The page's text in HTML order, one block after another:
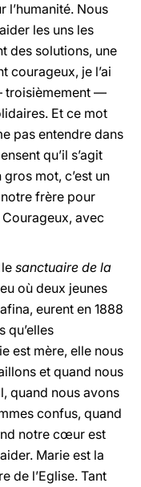
l’humanité. Nous
les uns les
des solutions, une
courageux, je l’ai
troisièmement —
Et ce mot
pas entendre dans
qu’il s’agit
gros mot, c’est un
frère pour
avec
sanctuaire de la
où deux jeunes
eurent en 1888
qu’elles
est mère, elle nous
et quand nous
quand nous avons
confus, quand
notre cœur est
Marie est la
de l’Eglise. Tant